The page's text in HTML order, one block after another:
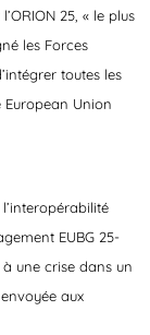
25, « le plus
les Forces
toutes les
Union
EUBG 25-
une crise dans un
aux